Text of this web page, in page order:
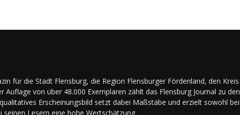
für die Stadt Flensburg, die Region Flensburger Fördenland, den Kreis
von über 48.000 Exemplaren zählt das Flensburg Journal zu den
Erscheinungsbild setzt dabei Maßstäbe und erzielt sowohl bei
seinen Lesern eine hohe Wertschätzung.